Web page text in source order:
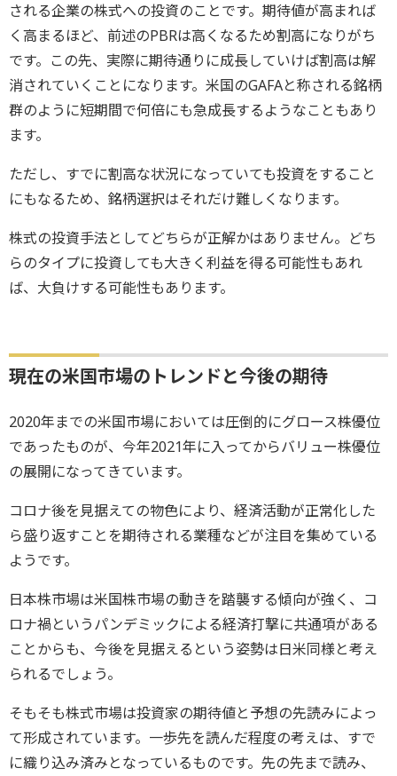
される企業の株式への投資のことです。期待値が高まれば
く高まるほど、前述のPBRは高くなるため割高になりがち
です。この先、実際に期待通りに成長していけば割高は解
消されていくことになります。米国のGAFAと称される銘柄
群のように短期間で何倍にも急成長するようなこともあり
ます。
ただし、すでに割高な状況になっていても投資をすること
にもなるため、銘柄選択はそれだけ難しくなります。
株式の投資手法としてどちらが正解かはありません。どち
らのタイプに投資しても大きく利益を得る可能性もあれ
ば、大負けする可能性もあります。
現在の米国市場のトレンドと今後の期待
2020年までの米国市場においては圧倒的にグロース株優位
であったものが、今年2021年に入ってからバリュー株優位
の展開になってきています。
コロナ後を見据えての物色により、経済活動が正常化した
ら盛り返すことを期待される業種などが注目を集めている
ようです。
日本株市場は米国株市場の動きを踏襲する傾向が強く、コ
ロナ禍というパンデミックによる経済打撃に共通項がある
ことからも、今後を見据えるという姿勢は日米同様と考え
られるでしょう。
そもそも株式市場は投資家の期待値と予想の先読みによっ
て形成されています。一歩先を読んだ程度の考えは、すで
に織り込み済みとなっているものです。先の先まで読み、